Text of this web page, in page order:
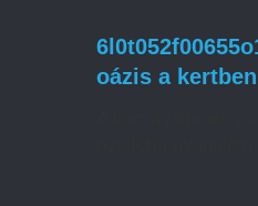
oázis a kertben